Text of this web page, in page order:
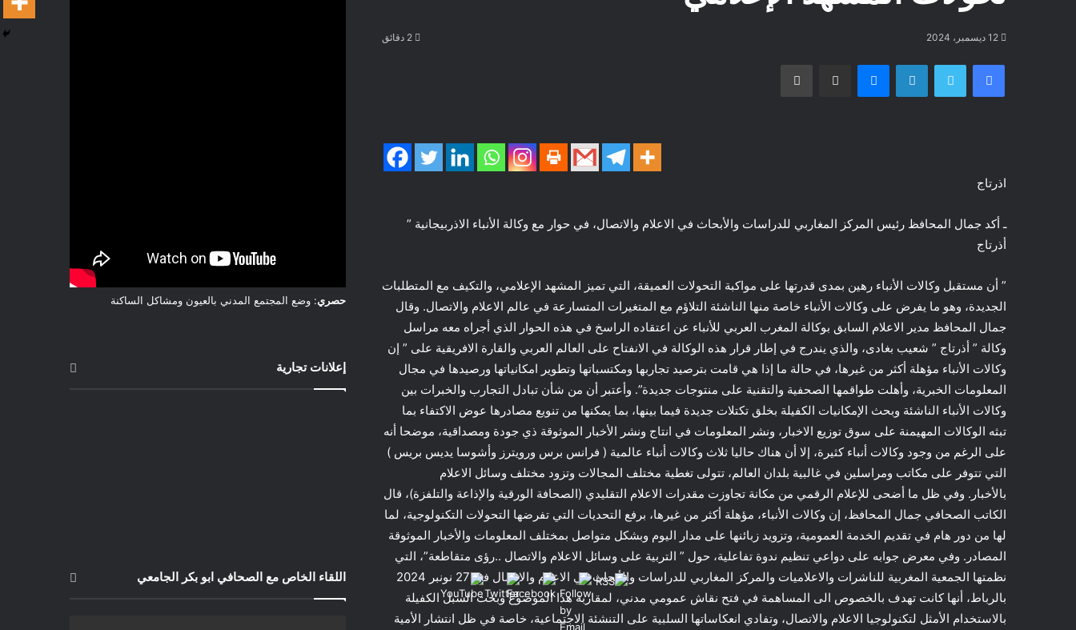
12 ديسمبر، 2024
فيسبوك تويتر لينكدإن ماسنجر مشاركة عبر البريد طباعة
اذرتاج
ـ أكد جمال المحافظ رئيس المركز المغاربي للدراسات والأبحاث في الاعلام والاتصال، في حوار مع وكالة الأنباء الاذربيجانية ”
أذرتاج
” أن مستقبل وكالات الأنباء رهين بمدى قدرتها على مواكبة التحولات العميقة، التي تميز المشهد الإعلامي، والتكيف مع المتطلبات
الجديدة، وهو ما يفرض على وكالات الأنباء خاصة منها الناشئة التلاؤم مع المتغيرات المتسارعة في عالم الاعلام والاتصال. وقال
جمال المحافظ مدير الاعلام السابق بوكالة المغرب العربي للأنباء عن اعتقاده الراسخ في هذه الحوار الذي أجراه معه مراسل
وكالة ” أذرتاج ” شعيب بغادى، والذي يندرج في إطار قرار هذه الوكالة في الانفتاح على العالم العربي والقارة الافريقية على ” إن
وكالات الأنباء مؤهلة أكثر من غيرها، في حالة ما إذا هي قامت بترصيد تجاربها ومكتسباتها وتطوير امكانياتها ورصيدها في مجال
المعلومات الخبرية، وأهلت طواقمها الصحفية والتقنية على منتوجات جديدة”. وأعتبر أن من شأن تبادل التجارب والخبرات بين
وكالات الأنباء الناشئة وبحث الإمكانيات الكفيلة بخلق تكتلات جديدة فيما بينها، بما يمكنها من تنويع مصادرها عوض الاكتفاء بما
تبثه الوكالات المهيمنة على سوق توزيع الاخبار، ونشر المعلومات في انتاج ونشر الأخبار الموثوقة ذي جودة ومصداقية، موضحا أنه
على الرغم من وجود وكالات أنباء كثيرة، إلا أن هناك حاليا ثلاث وكالات أنباء عالمية ( فرانس برس ورويترز وأشوسا يديس بريس )
التي تتوفر على مكاتب ومراسلين في غالبية بلدان العالم، تتولى تغطية مختلف المجالات وتزود مختلف وسائل الاعلام
بالأخبار. وفي ظل ما أضحى للإعلام الرقمي من مكانة تجاوزت مقدرات الاعلام التقليدي (الصحافة الورقية والإذاعة والتلفزة)، قال
الكاتب الصحافي جمال المحافظ، إن وكالات الأنباء، مؤهلة أكثر من غيرها، برفع التحديات التي تفرضها التحولات التكنولوجية، لما
لها من دور هام في تقديم الخدمة العمومية، وتزويد زبائنها على مدار اليوم وبشكل متواصل بمختلف المعلومات والأخبار الموثوقة
المصادر. وفي معرض جوابه على دواعي تنظيم ندوة تفاعلية، حول ” التربية على وسائل الاعلام والاتصال ..رؤى متقاطعة”، التي
نظمتها الجمعية المغربية للناشرات والاعلاميات والمركز المغاربي للدراسات والأبحاث في الاعلام والاتصال في 27 نونبر 2024
بالرباط، أنها كانت تهدف بالخصوص الى المساهمة في فتح نقاش عمومي مدني، لمقاربة هذا الموضوع وبحث السبل الكفيلة
بالاستخدام الأمثل لتكنولوجيا الاعلام والاتصال، وتفادي انعكاساتها السلبية على التنشئة الاجتماعية، خاصة في ظل انتشار الأمية
حصري: وضع المجتمع المدني بالعيون ومشاكل الساكنة
إعلانات تجارية
اللقاء الخاص مع الصحافي ابو بكر الجامعي